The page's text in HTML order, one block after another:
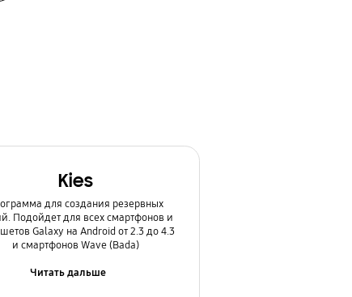
Kies
для создания резервных
Подойдет для всех смартфонов и
Galaxy на Android от 2.3 до 4.3
и смартфонов Wave (Bada)
Читать дальше